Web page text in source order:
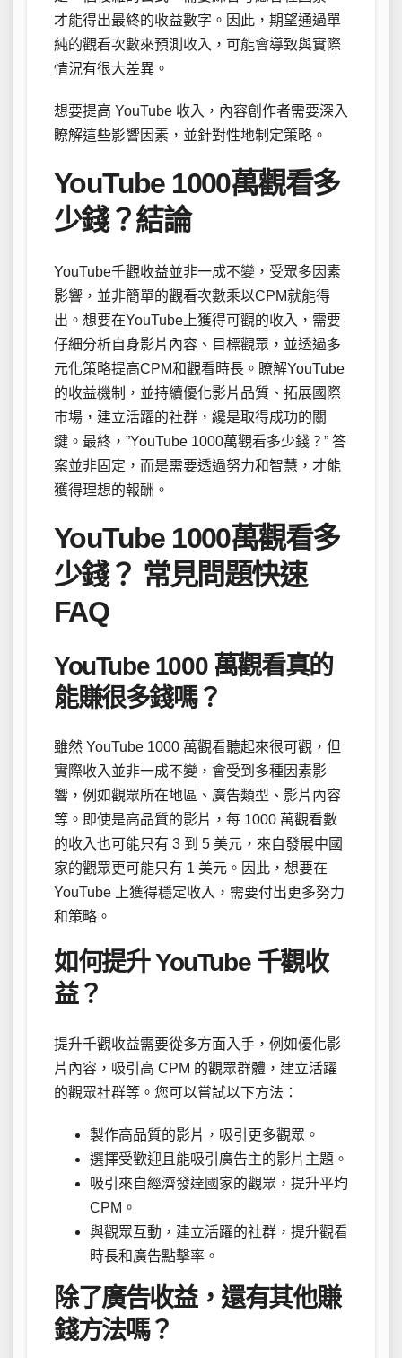
才能得出最終的收益數字。因此，期望通過單
純的觀看次數來預測收入，可能會導致與實際
情況有很大差異。
想要提高 YouTube 收入，內容創作者需要深入
瞭解這些影響因素，並針對性地制定策略。
YouTube 1000萬觀看多
少錢？結論
YouTube千觀收益並非一成不變，受眾多因素
影響，並非簡單的觀看次數乘以CPM就能得
出。想要在YouTube上獲得可觀的收入，需要
仔細分析自身影片內容、目標觀眾，並透過多
元化策略提高CPM和觀看時長。瞭解YouTube
的收益機制，並持續優化影片品質、拓展國際
市場，建立活躍的社群，纔是取得成功的關
鍵。最終，”YouTube 1000萬觀看多少錢？” 答
案並非固定，而是需要透過努力和智慧，才能
獲得理想的報酬。
YouTube 1000萬觀看多
少錢？ 常見問題快速
FAQ
YouTube 1000 萬觀看真的
能賺很多錢嗎？
雖然 YouTube 1000 萬觀看聽起來很可觀，但
實際收入並非一成不變，會受到多種因素影
響，例如觀眾所在地區、廣告類型、影片內容
等。即使是高品質的影片，每 1000 萬觀看數
的收入也可能只有 3 到 5 美元，來自發展中國
家的觀眾更可能只有 1 美元。因此，想要在
YouTube 上獲得穩定收入，需要付出更多努力
和策略。
如何提升 YouTube 千觀收
益？
提升千觀收益需要從多方面入手，例如優化影
片內容，吸引高 CPM 的觀眾群體，建立活躍
的觀眾社群等。您可以嘗試以下方法：
製作高品質的影片，吸引更多觀眾。
選擇受歡迎且能吸引廣告主的影片主題。
吸引來自經濟發達國家的觀眾，提升平均
CPM。
與觀眾互動，建立活躍的社群，提升觀看
時長和廣告點擊率。
除了廣告收益，還有其他賺
錢方法嗎？